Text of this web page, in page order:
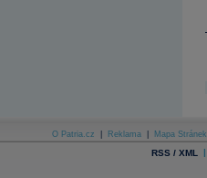
O Patria.cz Reklama Mapa Stránek
RSS / XML |